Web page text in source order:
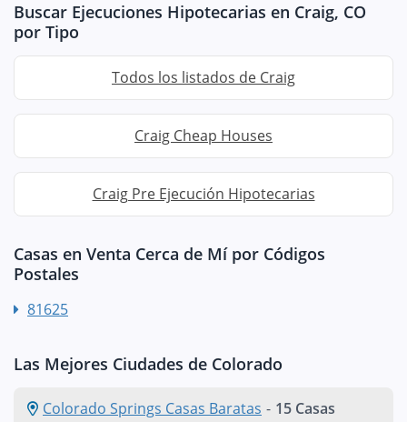
Buscar Ejecuciones Hipotecarias en Craig, CO
por Tipo
Todos los listados de Craig
Craig Cheap Houses
Craig Pre Ejecución Hipotecarias
Casas en Venta Cerca de Mí por Códigos
Postales
81625
Las Mejores Ciudades de Colorado
Colorado Springs Casas Baratas - 15 Casas